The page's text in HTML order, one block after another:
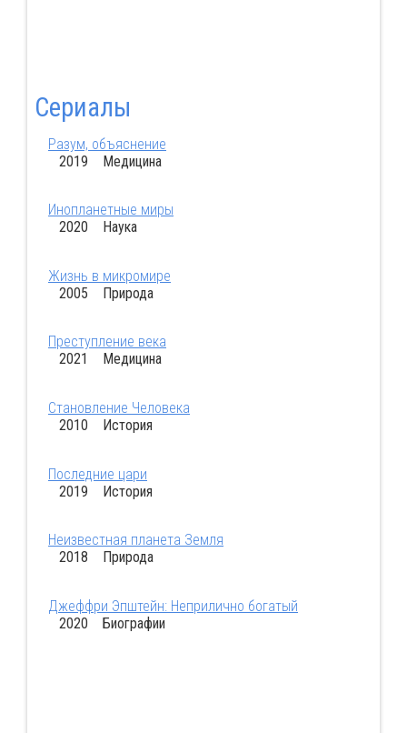
Сериалы
Разум, объяснение
2019 Медицина
Инопланетные миры
2020 Наука
Жизнь в микромире
2005 Природа
Преступление века
2021 Медицина
Становление Человека
2010 История
Последние цари
2019 История
Неизвестная планета Земля
2018 Природа
Джеффри Эпштейн: Неприлично богатый
2020 Биографии